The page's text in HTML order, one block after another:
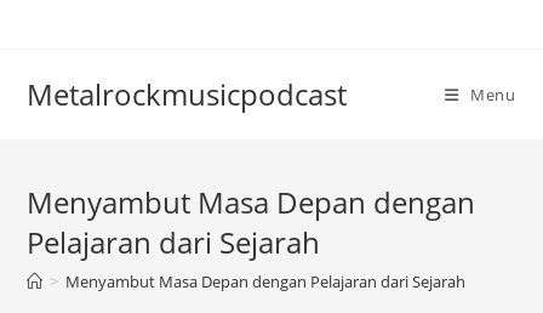
Metalrockmusicpodcast Menu
Menyambut Masa Depan dengan
Pelajaran dari Sejarah
> Menyambut Masa Depan dengan Pelajaran dari Sejarah